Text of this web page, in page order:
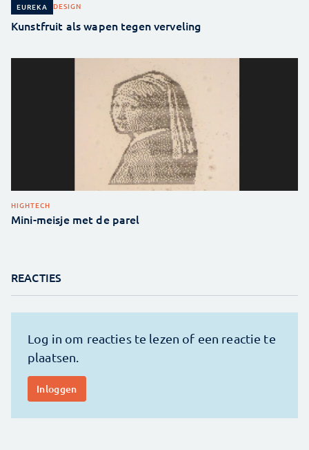
EUREKA DESIGN
Kunstfruit als wapen tegen verveling
HIGHTECH
Mini-meisje met de parel
REACTIES